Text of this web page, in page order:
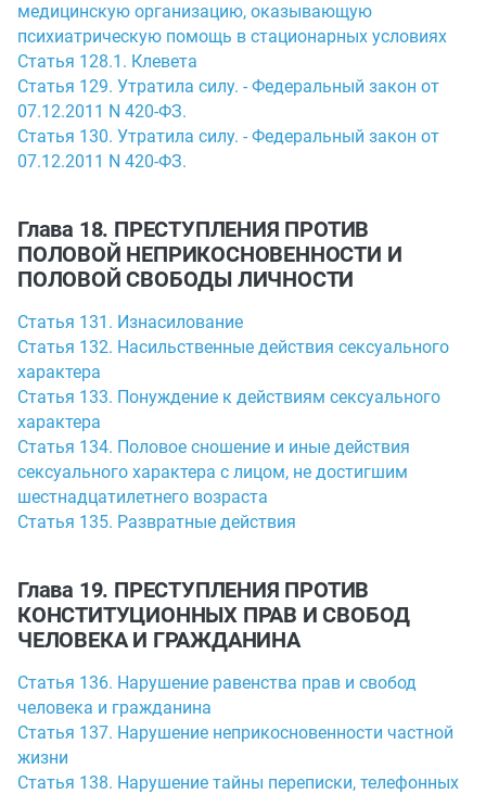
медицинскую организацию, оказывающую
психиатрическую помощь в стационарных условиях
Статья 128.1. Клевета
Статья 129. Утратила силу. - Федеральный закон от
07.12.2011 N 420-ФЗ.
Статья 130. Утратила силу. - Федеральный закон от
07.12.2011 N 420-ФЗ.
Глава 18. ПРЕСТУПЛЕНИЯ ПРОТИВ
ПОЛОВОЙ НЕПРИКОСНОВЕННОСТИ И
ПОЛОВОЙ СВОБОДЫ ЛИЧНОСТИ
Статья 131. Изнасилование
Статья 132. Насильственные действия сексуального
характера
Статья 133. Понуждение к действиям сексуального
характера
Статья 134. Половое сношение и иные действия
сексуального характера с лицом, не достигшим
шестнадцатилетнего возраста
Статья 135. Развратные действия
Глава 19. ПРЕСТУПЛЕНИЯ ПРОТИВ
КОНСТИТУЦИОННЫХ ПРАВ И СВОБОД
ЧЕЛОВЕКА И ГРАЖДАНИНА
Статья 136. Нарушение равенства прав и свобод
человека и гражданина
Статья 137. Нарушение неприкосновенности частной
жизни
Статья 138. Нарушение тайны переписки, телефонных